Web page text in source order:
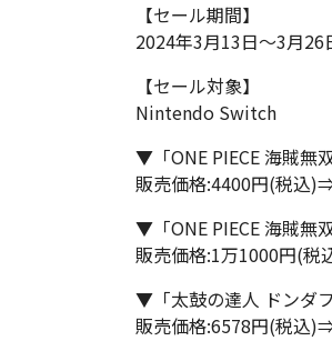
【セール期間】
2024年3月13日～3月26
【セール対象】
Nintendo Switch
▼「ONE PIECE 海賊無双
販売価格:4400円(税込
▼「ONE PIECE 海賊無
販売価格:1万1000円(税
▼「太鼓の達人 ドンダ
販売価格:6578円(税込